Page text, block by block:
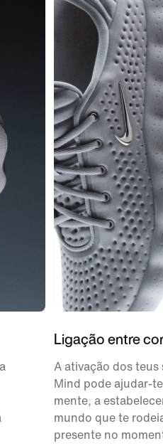
Ligação entre
A ativação dos teus
Mind pode ajudar-
mente, a
mundo que te
presente no